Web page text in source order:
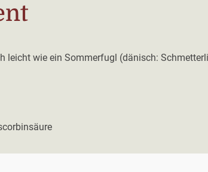
leicht wie ein Sommerfugl (dänisch: